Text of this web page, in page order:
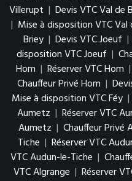
Villerupt | Devis VTC Val de
| Mise à disposition VTC Val
Briey | Devis VTC Joeuf |
disposition VTC Joeuf |
Hom | Réserver VTC Hom |
Chauffeur Privé Hom |
Mise à disposition VTC Féy |
Aumetz | Réserver VTC
Aumetz | Chauffeur Privé
Tiche | Réserver VTC
VTC Audun-le-Tiche |
VTC Algrange | Réserver